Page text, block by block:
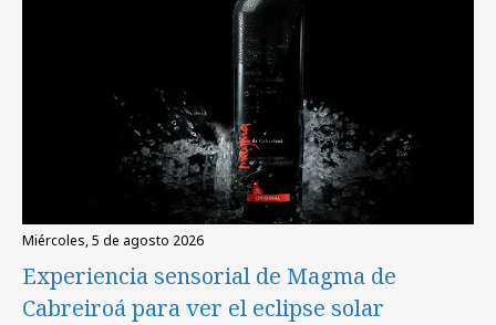
miércoles, 5 de agosto 2026
Experiencia sensorial de Magma de
Cabreiroá para ver el eclipse solar